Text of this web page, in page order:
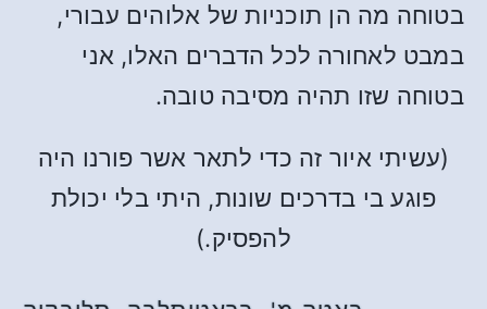
בטוחה מה הן תוכניות של אלוהים עבורי,
במבט לאחורה לכל הדברים האלו, אני
בטוחה שזו תהיה מסיבה טובה.
(עשיתי איור זה כדי לתאר אשר פורנו היה
פוגע בי בדרכים שונות, היתי בלי יכולת
להפסיק.)